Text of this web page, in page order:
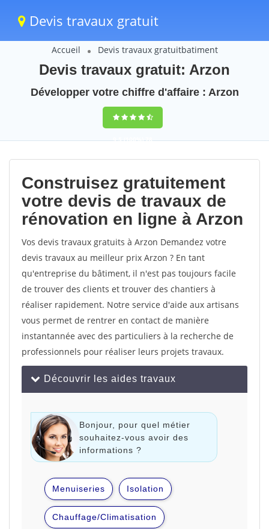
Devis travaux gratuit
Accueil Devis travaux gratuitbatiment
Devis travaux gratuit: Arzon
Développer votre chiffre d'affaire : Arzon
9,5(100%)78
votes
Construisez gratuitement
votre devis de travaux de
rénovation en ligne à Arzon
Vos devis travaux gratuits à Arzon Demandez votre
devis travaux au meilleur prix Arzon ? En tant
qu'entreprise du bâtiment, il n'est pas toujours facile
de trouver des clients et trouver des chantiers à
réaliser rapidement. Notre service d'aide aux artisans
vous permet de rentrer en contact de manière
instantannée avec des particuliers à la recherche de
professionnels pour réaliser leurs projets travaux.